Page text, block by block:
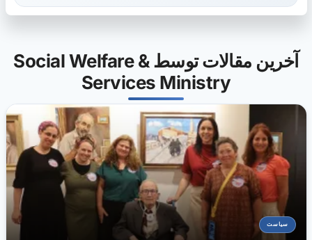
آخرین مقالات توسط Social Welfare &
Services Ministry
سیاست